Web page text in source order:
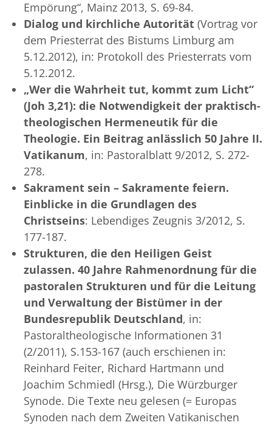
Empörung“, Mainz 2013, S. 69-84.
Dialog und kirchliche Autorität (Vortrag vor
dem Priesterrat des Bistums Limburg am
5.12.2012), in: Protokoll des Priesterrats vom
5.12.2012.
„Wer die Wahrheit tut, kommt zum Licht“
(Joh 3,21): die Notwendigkeit der praktisch-
theologischen Hermeneutik für die
Theologie. Ein Beitrag anlässlich 50 Jahre II.
Vatikanum, in: Pastoralblatt 9/2012, S. 272-
278.
Sakrament sein – Sakramente feiern.
Einblicke in die Grundlagen des
Christseins: Lebendiges Zeugnis 3/2012, S.
177-187.
Strukturen, die den Heiligen Geist
zulassen. 40 Jahre Rahmenordnung für die
pastoralen Strukturen und für die Leitung
und Verwaltung der Bistümer in der
Bundesrepublik Deutschland, in:
Pastoraltheologische Informationen 31
(2/2011), S.153-167 (auch erschienen in:
Reinhard Feiter, Richard Hartmann und
Joachim Schmiedl (Hrsg.), Die Würzburger
Synode. Die Texte neu gelesen (= Europas
Synoden nach dem Zweiten Vatikanischen